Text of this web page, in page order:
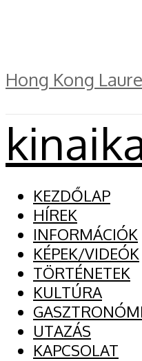
Hong Kong
KEZDŐLAP
HÍREK
INFORMÁCIÓK
KÉPEK/VIDEÓK
TÖRTÉNETEK
KULTÚRA
UTAZÁS
KAPCSOLAT